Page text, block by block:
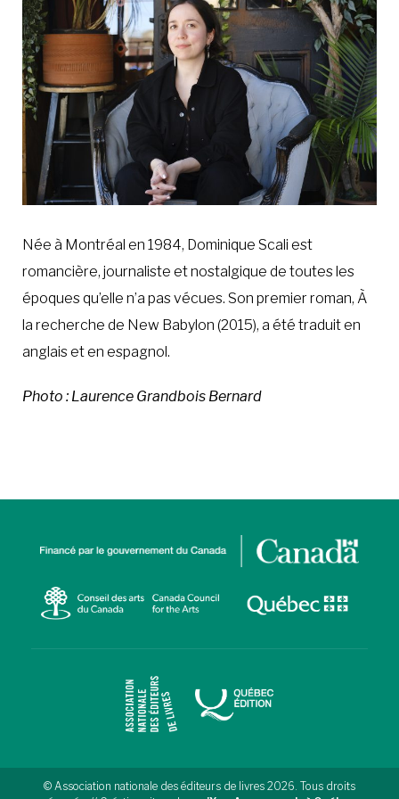
À LA POINTE DE LA PROFESSION
À PROPOS DEVENIR MEMBRE NOUS JOINDRE
Née à Montréal en 1984, Dominique Scali est
romancière, journaliste et nostalgique de toutes les
époques qu’elle n’a pas vécues. Son premier roman, À
la recherche de New Babylon (2015), a été traduit en
anglais et en espagnol.
Photo : Laurence Grandbois Bernard
© Association nationale des éditeurs de livres 2026. Tous droits